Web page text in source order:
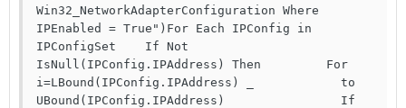
Win32_NetworkAdapterConfiguration Where
IPEnabled = True")For Each IPConfig in
IPConfigSet    If Not
IsNull(IPConfig.IPAddress) Then         For
i=LBound(IPConfig.IPAddress) _            to
UBound(IPConfig.IPAddress)                If